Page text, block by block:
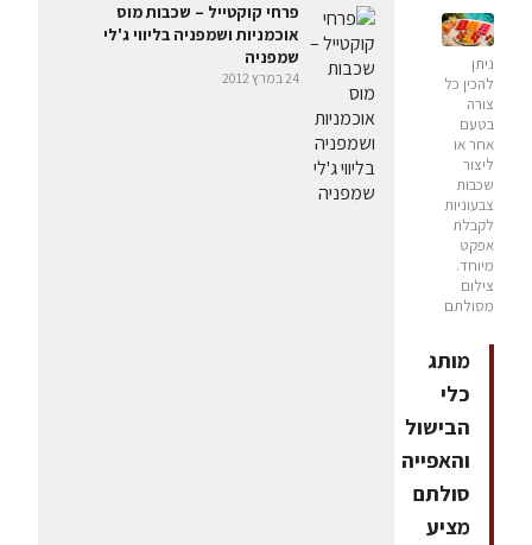
ניתן
להכין כל
צורה
בטעם
אחר או
ליצור
שכבות
צבעוניות
לקבלת
אפקט
מיוחד.
צילום
מסולתם
מותג
כלי
הבישול
והאפייה
סולתם
מציע
פרחי קוקטייל – שכבות מוס
אוכמניות ושמפניה בליווי ג'לי
שמפניה
24 במרץ 2012